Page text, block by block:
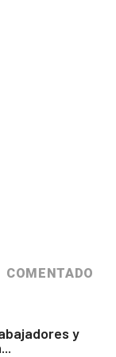
COMENTADO
y